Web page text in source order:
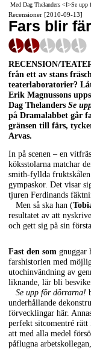
Med Dag Thelanders <I>Se upp
Recensioner [2010-09-13]
Fars blir
RECENSION/
från ett av stans
teaterlaboratorier?
Erik Magnussons
Dag Thelanders Se
på Dramalabbet går
gränsen till färs,
Arvas.
In på scenen – en
köksstolarna matchar
smith-fyllda fruktskålen
gympaskor. Det visar
tjuren Ferdinands
Men så ska han (
resultatet av att
och gett sig på sin
Fast den som gnuggar
farshistorien med
utochinvändning av
liknande, lär bli
Se upp för dörrarna!
underhållande
förvecklingar här.
perfekt sitcomentré rätt
att med alla medel
påflugna